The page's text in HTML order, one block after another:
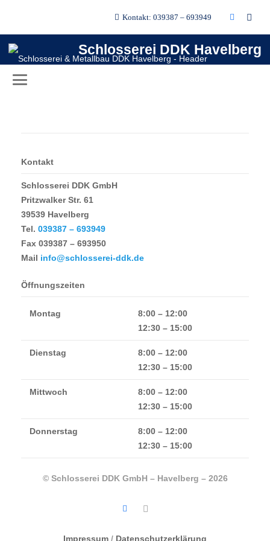
Kontakt: 039387 – 693949
Schlosserei DDK Havelberg
Hardox Schürfleiste
Kontakt
Schlosserei DDK GmbH
Pritzwalker Str. 61
39539 Havelberg
Tel. 039387 – 693949
Fax 039387 – 693950
Mail info@schlosserei-ddk.de
Öffnungszeiten
Montag
8:00 – 12:00
12:30 – 15:00
Dienstag
8:00 – 12:00
12:30 – 15:00
Mittwoch
8:00 – 12:00
12:30 – 15:00
Donnerstag
8:00 – 12:00
12:30 – 15:00
© Schlosserei DDK GmbH – Havelberg – 2026
Impressum / Datenschutzerklärung